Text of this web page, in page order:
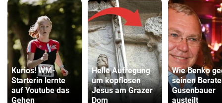
Kurios! WM-
Starterin lernte
auf Youtube das
Gehen
Helle Aufregung
um kopflosen
Jesus am Grazer
Dom
Wie Benko
seinen
Gusenbauer
austeilt